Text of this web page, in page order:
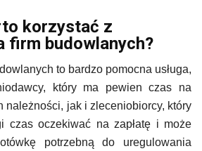
korzystać z
firm budowlanych?
to bardzo pomocna usługa,
który ma pewien czas na
należności, jak i zleceniobiorcy, który
czas oczekiwać na zapłatę i może
potrzebną do uregulowania